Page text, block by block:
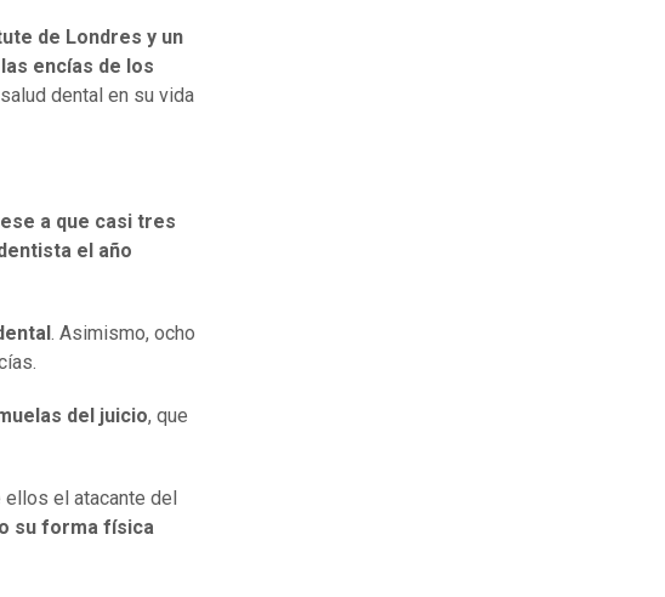
de Londres y un
encías de los
dental en su vida
a que casi tres
el año
. Asimismo, ocho
del juicio, que
ellos el atacante del
su forma física